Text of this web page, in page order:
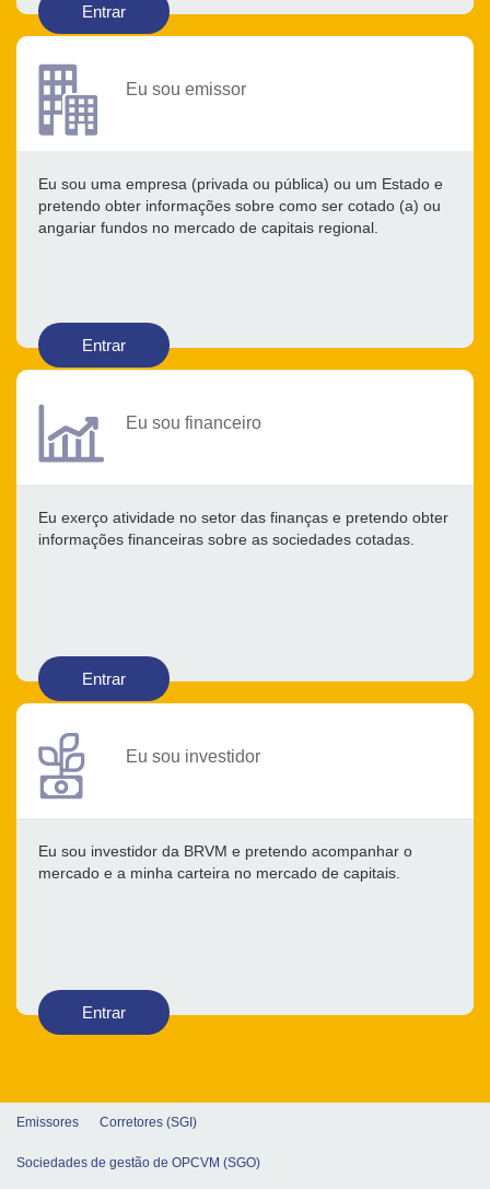
Entrar
Eu sou emissor
Eu sou uma empresa (privada ou pública) ou um Estado e
pretendo obter informações sobre como ser cotado (a) ou
angariar fundos no mercado de capitais regional.
Entrar
Eu sou financeiro
Eu exerço atividade no setor das finanças e pretendo obter
informações financeiras sobre as sociedades cotadas.
Entrar
Eu sou investidor
Eu sou investidor da BRVM e pretendo acompanhar o
mercado e a minha carteira no mercado de capitais.
Entrar
Emissores Corretores (SGI)
Sociedades de gestão de OPCVM (SGO)